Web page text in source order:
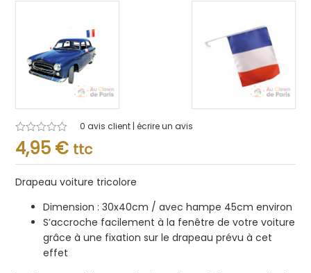
Note
0.001
sur
0 avis client | écrire un avis
4,95 € ttc
Drapeau voiture tricolore
Dimension : 30x40cm / avec hampe 45cm environ
S’accroche facilement à la fenêtre de votre voiture
grâce à une fixation sur le drapeau prévu à cet
effet